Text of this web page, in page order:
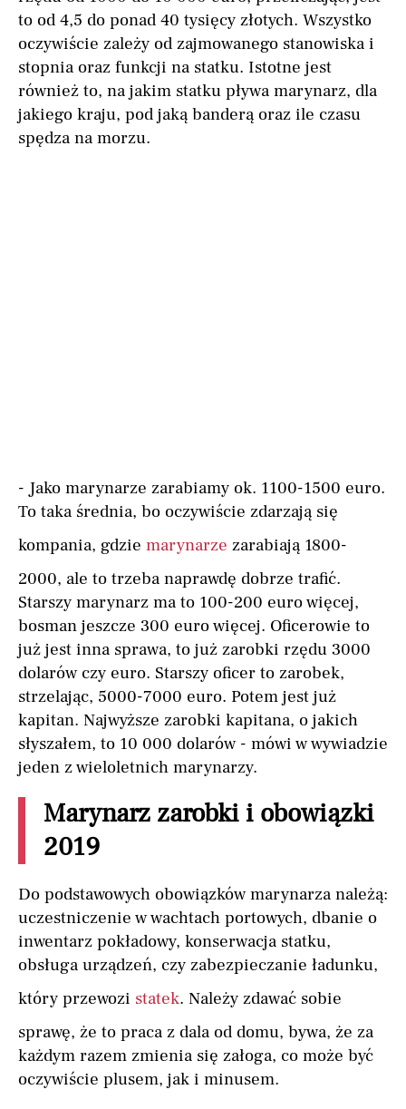
to od 4,5 do ponad 40 tysięcy złotych. Wszystko
oczywiście zależy od zajmowanego stanowiska i
stopnia oraz funkcji na statku. Istotne jest
również to, na jakim statku pływa marynarz, dla
jakiego kraju, pod jaką banderą oraz ile czasu
spędza na morzu.
- Jako marynarze zarabiamy ok. 1100-1500 euro.
To taka średnia, bo oczywiście zdarzają się
kompania, gdzie marynarze zarabiają 1800-
2000, ale to trzeba naprawdę dobrze trafić.
Starszy marynarz ma to 100-200 euro więcej,
bosman jeszcze 300 euro więcej. Oficerowie to
już jest inna sprawa, to już zarobki rzędu 3000
dolarów czy euro. Starszy oficer to zarobek,
strzelając, 5000-7000 euro. Potem jest już
kapitan. Najwyższe zarobki kapitana, o jakich
słyszałem, to 10 000 dolarów - mówi w wywiadzie
jeden z wieloletnich marynarzy.
Marynarz zarobki i obowiązki
2019
Do podstawowych obowiązków marynarza należą:
uczestniczenie w wachtach portowych, dbanie o
inwentarz pokładowy, konserwacja statku,
obsługa urządzeń, czy zabezpieczanie ładunku,
który przewozi statek. Należy zdawać sobie
sprawę, że to praca z dala od domu, bywa, że za
każdym razem zmienia się załoga, co może być
oczywiście plusem, jak i minusem.